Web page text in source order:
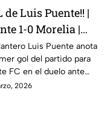
de Luis Puente!! |
1-0 Morelia |
de Expansión MX
Luis Puente anota
gol del partido para
FC en el duelo ante
Morelia dentro de la
2026